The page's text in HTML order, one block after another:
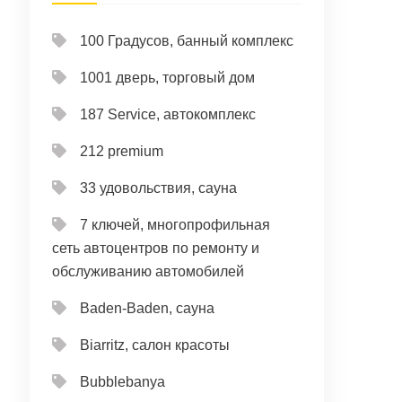
100 Градусов, банный комплекс
1001 дверь, торговый дом
187 Service, автокомплекс
212 premium
33 удовольствия, сауна
7 ключей, многопрофильная
сеть автоцентров по ремонту и
обслуживанию автомобилей
Baden-Baden, сауна
Biarritz, салон красоты
Bubblebanya